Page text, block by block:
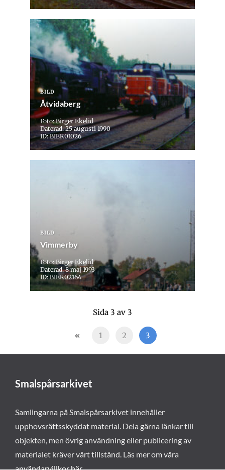
BILD
Åtvidaberg
Foto: Birger Ekelid
Daterad: 25 augusti 1990
ID: BIEK01026
BILD
Vimmerby
Foto: Birger Ekelid
Daterad: 8 maj 1993
ID: BIEK02164
Sida 3 av 3
« 1 2 3
Smalspårsarkivet
Samlingarna på Smalspårsarkivet innehåller
upphovsrättsskyddat material. Dela gärna länkar till
objekten, men övrig användning eller publicering av
materialet kräver vårt tillstånd. Läs mer om våra